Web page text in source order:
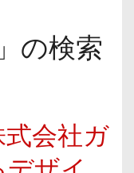
の検索
式会社ガ